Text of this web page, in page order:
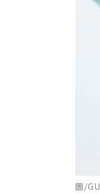
圖/GU